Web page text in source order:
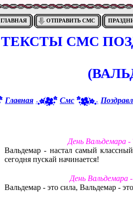
ГЛАВНАЯ ОТПРАВИТЬ СМС
ТЕКСТЫ СМС
Главная Смс
День Вальдемара
Вальдемар - настал самый
сегодня пускай начинается!
День Вальдемара
Вальдемар - это сила, Вальдемар -